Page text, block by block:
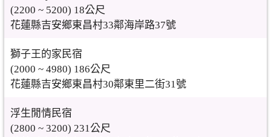
(2200 ~ 5200) 18公尺
花蓮縣吉安鄉東昌村33鄰海岸路37號
獅子王的家民宿
(2000 ~ 4980) 186公尺
花蓮縣吉安鄉東昌村30鄰東里二街31號
浮生閒情民宿
(2800 ~ 3200) 231公尺